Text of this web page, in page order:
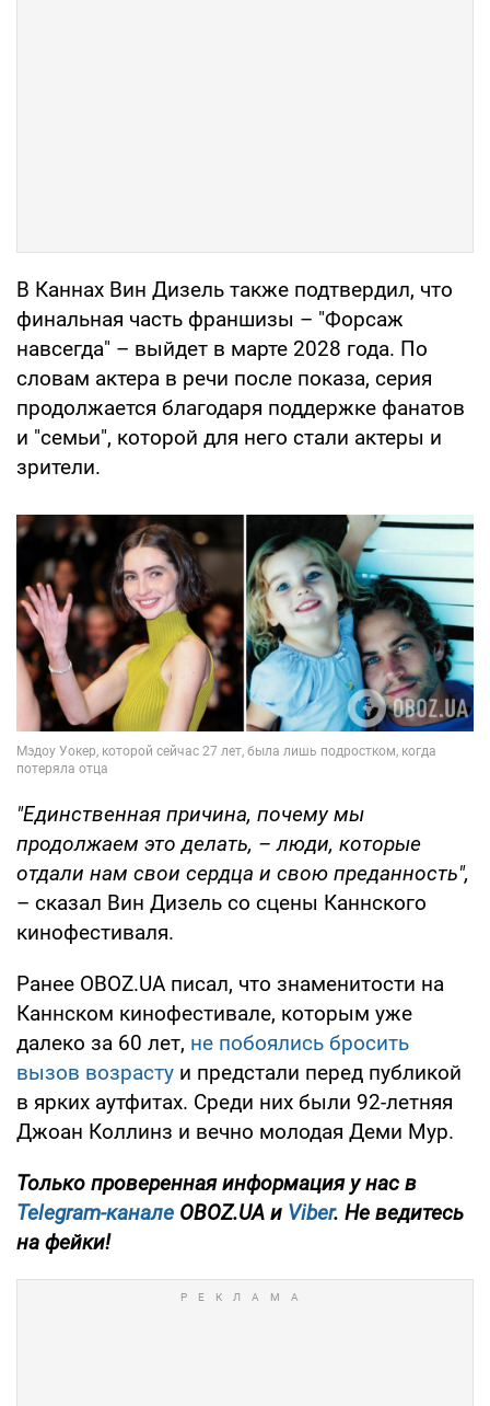
В Каннах Вин Дизель также подтвердил, что
финальная часть франшизы – "Форсаж
навсегда" – выйдет в марте 2028 года. По
словам актера в речи после показа, серия
продолжается благодаря поддержке фанатов
и "семьи", которой для него стали актеры и
зрители.
"Единственная причина, почему мы
продолжаем это делать, – люди, которые
отдали нам свои сердца и свою преданность",
– сказал Вин Дизель со сцены Каннского
кинофестиваля.
Ранее OBOZ.UA писал, что знаменитости на
Каннском кинофестивале, которым уже
далеко за 60 лет, не побоялись бросить
вызов возрасту и предстали перед публикой
в ярких аутфитах. Среди них были 92-летняя
Джоан Коллинз и вечно молодая Деми Мур.
Только проверенная информация у нас в
Telegram-канале OBOZ.UA и Viber. Не ведитесь
на фейки!